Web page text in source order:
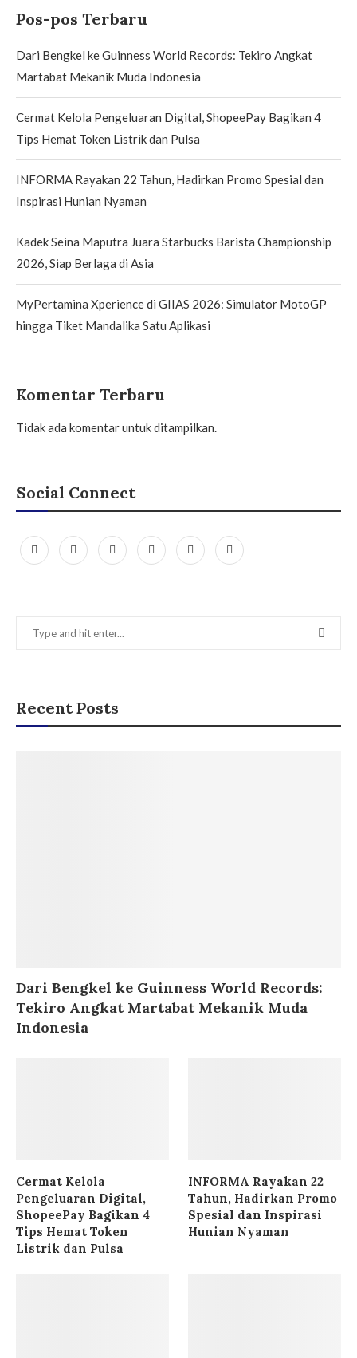
Pos-pos Terbaru
Dari Bengkel ke Guinness World Records: Tekiro Angkat
Martabat Mekanik Muda Indonesia
Cermat Kelola Pengeluaran Digital, ShopeePay Bagikan 4
Tips Hemat Token Listrik dan Pulsa
INFORMA Rayakan 22 Tahun, Hadirkan Promo Spesial dan
Inspirasi Hunian Nyaman
Kadek Seina Maputra Juara Starbucks Barista Championship
2026, Siap Berlaga di Asia
MyPertamina Xperience di GIIAS 2026: Simulator MotoGP
hingga Tiket Mandalika Satu Aplikasi
Komentar Terbaru
Tidak ada komentar untuk ditampilkan.
Social Connect
Recent Posts
Dari Bengkel ke Guinness World Records:
Tekiro Angkat Martabat Mekanik Muda
Indonesia
Cermat Kelola
Pengeluaran Digital,
ShopeePay Bagikan 4
Tips Hemat Token
Listrik dan Pulsa
INFORMA Rayakan 22
Tahun, Hadirkan Promo
Spesial dan Inspirasi
Hunian Nyaman